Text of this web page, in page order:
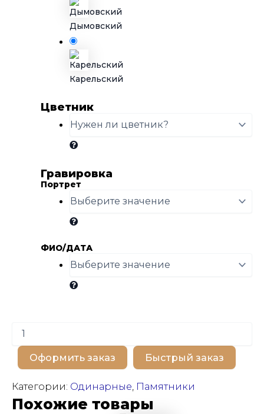
Карельский
Дымовский
Цветник
Гравировка
Портрет
ФИО/ДАТА
Количество
товара
BP100153
Оформить заказ Быстрый заказ
Категории: Одинарные, Памятники
Похожие товары